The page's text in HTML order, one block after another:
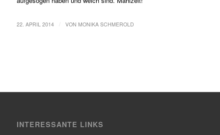
22. APRIL 2014 VON MONIKA SCHMEROLD
INTERESSANTE LINKS